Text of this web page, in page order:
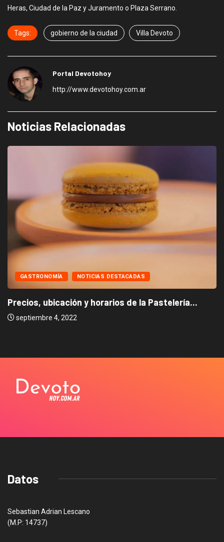
Heras, Ciudad de la Paz y Juramento o Plaza Serrano.
Tags: gobierno de la ciudad Villa Devoto
Portal Devotohoy
http://www.devotohoy.com.ar
Noticias Relacionadas
GASTRONOMÍA NOTICIAS DESTACADAS
Precios, ubicación y horarios de la Pastelería...
septiembre 4, 2022
Datos
Sebastian Adrian Lescano
(M.P: 14737)